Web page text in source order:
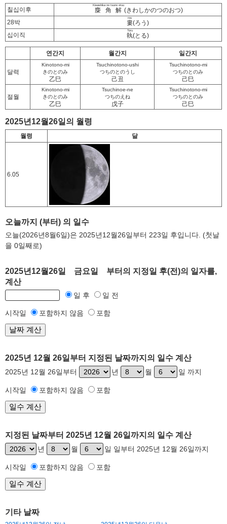
칠십이후 麋角解
Kiwashika no tsuno otsu
(きわしかのつのおつ)
28박
婁
rou
(ろう)
십이직
執
Toru
(とる)
연간지 월간지 일간지
달력
Kinotono-mi
きのとのみ
乙巳
Tsuchinotono-ushi
つちのとのうし
己丑
Tsuchinotono-mi
つちのとのみ
己巳
절월
Kinotono-mi
きのとのみ
乙巳
Tsuchinoe-ne
つちのえね
戊子
Tsuchinotono-mi
つちのとのみ
己巳
2025년12월26일의 월령
월령 달
6.05
오늘까지 (부터) 의 일수
오늘(2026년8월6일)은 2025년12월26일부터 223일 후입니다. (첫날
을 0일째로)
2025년12월26일 금요일 부터의 지정일 후(전)의 일자를,
계산
일 후 일 전
시작일 포함하지 않음 포함
2025년 12월 26일부터 지정된 날짜까지의 일수 계산
2025년 12월 26일부터 년 월 일 까지
시작일 포함하지 않음 포함
지정된 날짜부터 2025년 12월 26일까지의 일수 계산
년 월 일 일부터 2025년 12월 26일까지
시작일 포함하지 않음 포함
기타 날짜